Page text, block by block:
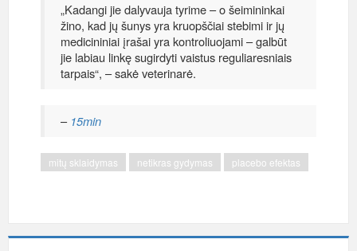
„Kadangi jie dalyvauja tyrime – o šeimininkai
žino, kad jų šunys yra kruopščiai stebimi ir jų
medicininiai įrašai yra kontroliuojami – galbūt
jie labiau linkę sugirdyti vaistus reguliaresniais
tarpais“, – sakė veterinarė.
– 15min
mitų sklaidymas netikras gydymas placebo efektas